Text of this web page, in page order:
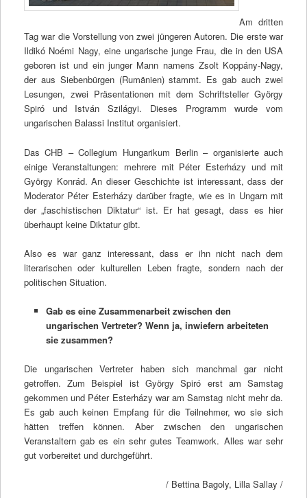
Am dritten
Tag war die Vorstellung von zwei jüngeren Autoren. Die erste war
Ildikó Noémi Nagy, eine ungarische junge Frau, die in den USA
geboren ist und ein junger Mann namens Zsolt Koppány-Nagy,
der aus Siebenbürgen (Rumänien) stammt. Es gab auch zwei
Lesungen, zwei Präsentationen mit dem Schriftsteller György
Spiró und István Szilágyi. Dieses Programm wurde vom
ungarischen Balassi Institut organisiert.
Das CHB – Collegium Hungarikum Berlin – organisierte auch
einige Veranstaltungen: mehrere mit Péter Esterházy und mit
György Konrád. An dieser Geschichte ist interessant, dass der
Moderator Péter Esterházy darüber fragte, wie es in Ungarn mit
der „faschistischen Diktatur“ ist. Er hat gesagt, dass es hier
überhaupt keine Diktatur gibt.
Also es war ganz interessant, dass er ihn nicht nach dem
literarischen oder kulturellen Leben fragte, sondern nach der
politischen Situation.
Gab es eine Zusammenarbeit zwischen den
ungarischen Vertreter? Wenn ja, inwiefern arbeiteten
sie zusammen?
Die ungarischen Vertreter haben sich manchmal gar nicht
getroffen. Zum Beispiel ist György Spiró erst am Samstag
gekommen und Péter Esterházy war am Samstag nicht mehr da.
Es gab auch keinen Empfang für die Teilnehmer, wo sie sich
hätten treffen können. Aber zwischen den ungarischen
Veranstaltern gab es ein sehr gutes Teamwork. Alles war sehr
gut vorbereitet und durchgeführt.
/ Bettina Bagoly, Lilla Sallay /